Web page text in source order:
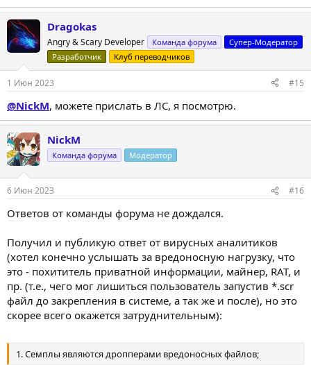
Dragokas
Angry & Scary Developer Команда форума
Супер-Модератор
Разработчик
Клуб переводчиков
1 Июн 2023 #15
@NickM, можете прислать в ЛС, я посмотрю.
NickM
Команда форума Модератор
6 Июн 2023 #16
Ответов от команды форума не дождался.
Получил и публикую ответ от вирусных аналитиков
(хотел конечно услышать за вредоносную нагрузку, что
это - похититель приватной информации, майнер, RAT, и
пр. (т.е., чего мог лишиться пользователь запустив *.scr
файл до закрепления в системе, а так же и после), но это
скорее всего окажется затруднительным):
1. Семплы являются дропперами вредоносных файлов;